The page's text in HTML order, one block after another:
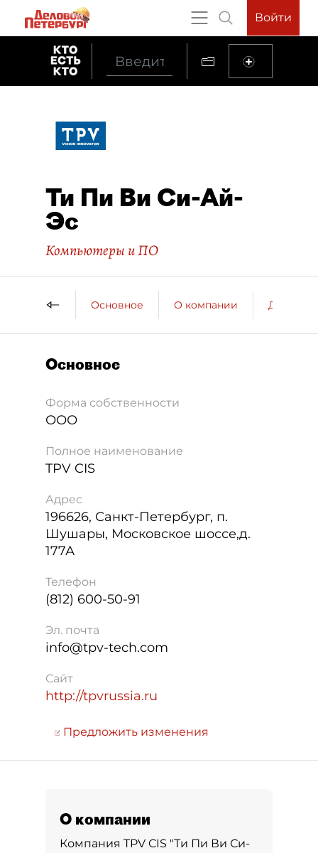
Войти
Ти Пи Ви Си-Ай-
Эс
Компьютеры и ПО
Основное О компании ДП о
Основное
Форма собственности
ООО
Полное наименование
TPV CIS
Адрес
196626, Санкт-Петербург, п.
Шушары, Московское шоссе,д.
177А
Телефон
(812) 600-50-91
Эл. почта
info@tpv-tech.com
Сайт
http://tpvrussia.ru
Предложить изменения
О компании
Компания TPV CIS "Ти Пи Ви Си-